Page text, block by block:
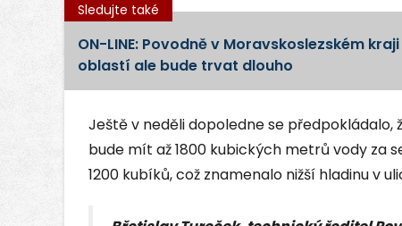
Sledujte také
ON-LINE: Povodně v Moravskoslezském
oblastí ale bude trvat dlouho
Ještě v neděli dopoledne se předpokládalo,
bude mít až 1800 kubických metrů vody za
1200 kubíků, což znamenalo nižší hladinu v